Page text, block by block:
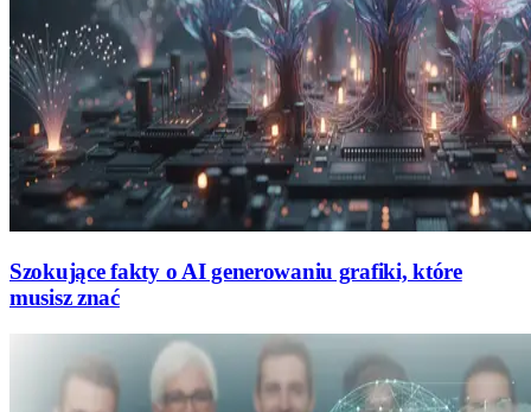
Szokujące fakty o AI generowaniu grafiki, które
musisz znać